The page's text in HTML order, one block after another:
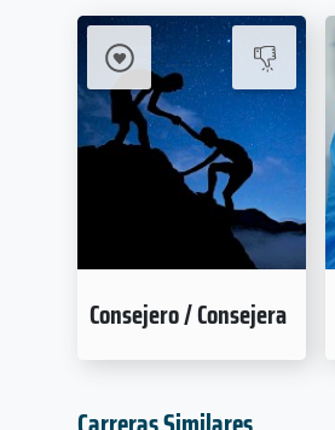
Consejero / Consejera